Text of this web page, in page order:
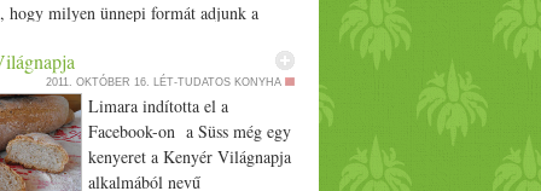
hogy milyen ünnepi formát adjunk a
zöldségek & kencék előételnek, vagy
is nagyon megállja a helyét. szeleteljünk
zöldséget (répát, karalábét,
zellerszárat, lila hagymát,
- zseniális) és zöld almát, pirítsunk meg
2011. OKTÓBER 16. LÉT-TUDATOS KONYHA
Limara indította el a
Facebook-on a Süss még egy
kenyeret a Kenyér Világnapja
alkalmából nevű